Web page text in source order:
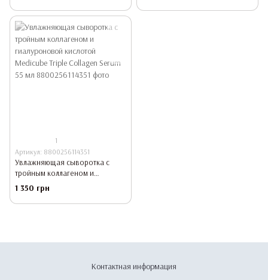
Peptide Serum 30 мл
1
Артикул: 8800256114351
Увлажняющая сыворотка с
тройным коллагеном и
гиалуроновой кислотой
Medicube Triple Collagen Serum
55 мл
1 350 грн
Контактная информация